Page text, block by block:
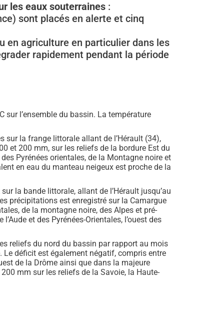
les eaux souterraines :
sont placés en alerte et cinq
en agriculture en particulier dans les
rapidement pendant la période
sur l’ensemble du bassin. La température
sur la frange littorale allant de l’Hérault (34),
et 200 mm, sur les reliefs de la bordure Est du
Pyrénées orientales, de la Montagne noire et
en eau du manteau neigeux est proche de la
la bande littorale, allant de l’Hérault jusqu’au
précipitations est enregistré sur la Camargue
de la montagne noire, des Alpes et pré-
et des Pyrénées-Orientales, l’ouest des
reliefs du nord du bassin par rapport au mois
Le déficit est également négatif, compris entre
de la Drôme ainsi que dans la majeure
mm sur les reliefs de la Savoie, la Haute-